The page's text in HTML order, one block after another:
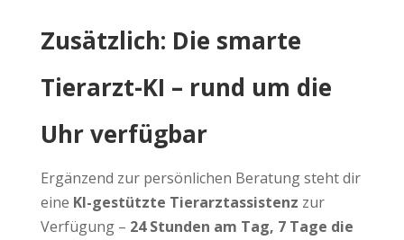
Zusätzlich: Die smarte
Tierarzt-KI – rund um die
Uhr verfügbar
Ergänzend zur persönlichen Beratung steht dir
eine KI-gestützte Tierarztassistenz zur
Verfügung – 24 Stunden am Tag, 7 Tage die